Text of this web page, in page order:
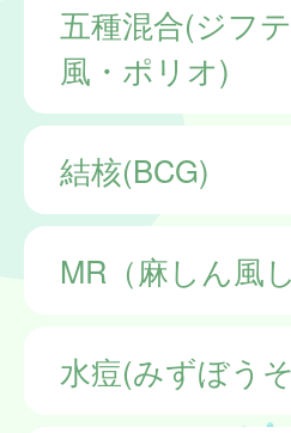
五種混合(ジフ
風・ポリオ)
結核(BCG)
MR（麻しん風
水痘(みずぼう